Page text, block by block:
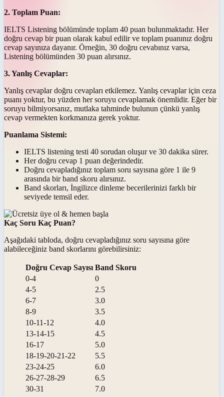
2. Toplam Puan:
IELTS Listening bölümünde toplam 40 puan bulunmaktadır. Her
doğru cevap bir puan olarak kabul edilir ve toplam puanınız doğru
cevap sayınıza dayanır. Örneğin, 30 doğru cevabınız varsa,
Listening bölümünden 30 puan alırsınız.
3. Yanlış Cevaplar:
Yanlış cevaplar doğru cevapları etkilemez. Yanlış cevaplar için ceza
puanı yoktur, bu yüzden her soruyu cevaplamak önemlidir. Eğer bir
soruyu bilmiyorsanız, mutlaka tahminde bulunun çünkü yanlış
cevap vermekten korkmanıza gerek yoktur.
Puanlama Sistemi:
IELTS listening testi 40 sorudan oluşur ve 30 dakika sürer.
Her doğru cevap 1 puan değerindedir.
Doğru cevapladığınız toplam soru sayısına göre 1 ile 9
arasında bir band skoru alırsınız.
Band skorları, İngilizce dinleme becerilerinizi farklı bir
seviyede temsil eder.
Kaç Soru Kaç Puan?
Aşağıdaki tabloda, doğru cevapladığınız soru sayısına göre
alabileceğiniz band skorlarını görebilirsiniz:
Doğru Cevap Sayısı Band Skoru
0-4
0
4-5
2.5
6-7
3.0
8-9
3.5
10-11-12
4.0
13-14-15
4.5
16-17
5.0
18-19-20-21-22
5.5
23-24-25
6.0
26-27-28-29
6.5
30-31
7.0